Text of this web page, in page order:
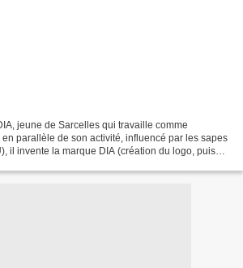
jeune de Sarcelles qui travaille comme
parallèle de son activité, influencé par les sapes
il invente la marque DIA (création du logo, puis